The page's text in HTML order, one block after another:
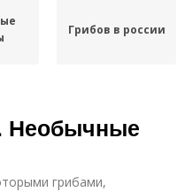
Грибов в россии
Необычные
грибами,